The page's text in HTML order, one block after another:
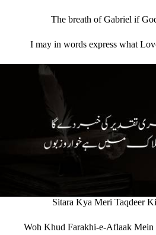
The breath of Gabriel if
I may in words express what
Sitara Kya Meri Taqdeer
Woh Khud Farakhi-e-Aflaak